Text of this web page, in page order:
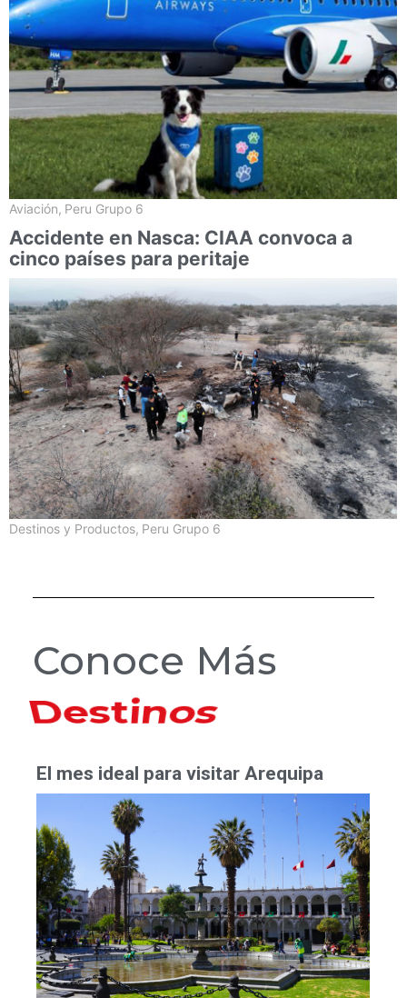
Aviación, Peru Grupo 6
Accidente en Nasca: CIAA convoca a
cinco países para peritaje
Destinos y Productos, Peru Grupo 6
Conoce Más
Hoteles
El mes ideal para visitar Arequipa